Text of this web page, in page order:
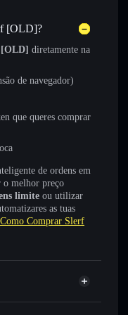
[OLD]?
diretamente na
de navegador)
que queres comprar
de ordens em
o melhor preço
limite ou utilizar
as tuas
Como Comprar Slerf